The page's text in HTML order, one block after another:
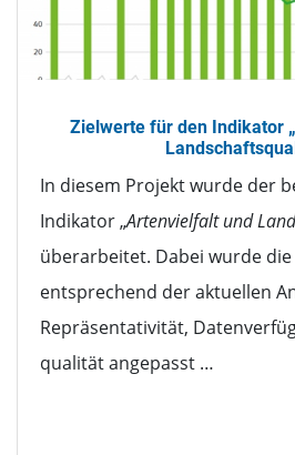
Zielwerte für den Indikator
In diesem Projekt wurde der
Indikator „Artenvielfalt und
überarbeitet. Dabei wurde
entsprechend der aktuellen
Repräsentativität,
qualität angepasst …